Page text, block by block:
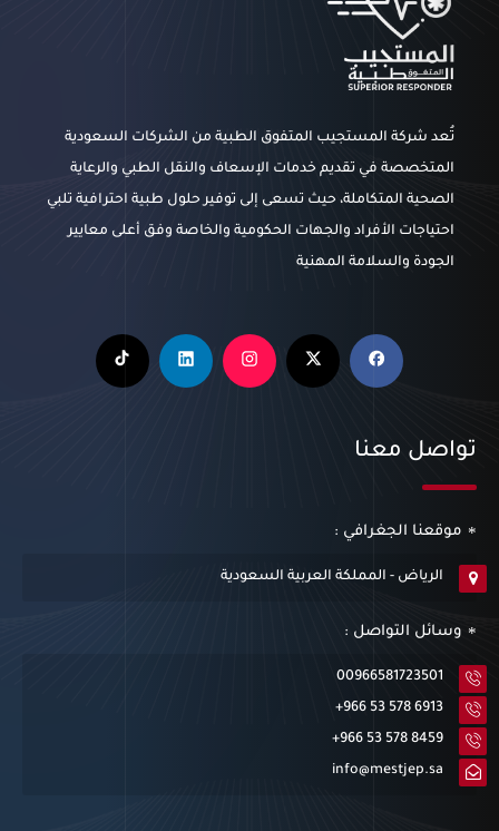
تُعد شركة المستجيب المتفوق الطبية من الشركات السعودية
المتخصصة في تقديم خدمات الإسعاف والنقل الطبي والرعاية
الصحية المتكاملة، حيث تسعى إلى توفير حلول طبية احترافية تلبي
احتياجات الأفراد والجهات الحكومية والخاصة وفق أعلى معايير
الجودة والسلامة المهنية
تواصل معنا
موقعنا الجغرافي :
الرياض - المملكة العربية السعودية
وسائل التواصل :
00966581723501
+966 53 578 6913
+966 53 578 8459
info@mestjep.sa